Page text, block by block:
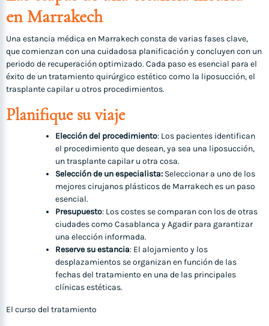
en Marrakech
Una estancia médica en Marrakech consta de varias fases clave,
que comienzan con una cuidadosa planificación y concluyen con un
periodo de recuperación optimizado. Cada paso es esencial para el
éxito de un tratamiento quirúrgico estético como la liposucción, el
trasplante capilar u otros procedimientos.
Planifique su viaje
Elección del procedimiento: Los pacientes identifican
el procedimiento que desean, ya sea una liposucción,
un trasplante capilar u otra cosa.
Selección de un especialista: Seleccionar a uno de los
mejores cirujanos plásticos de Marrakech es un paso
esencial.
Presupuesto: Los costes se comparan con los de otras
ciudades como Casablanca y Agadir para garantizar
una elección informada.
Reserve su estancia: El alojamiento y los
desplazamientos se organizan en función de las
fechas del tratamiento en una de las principales
clínicas estéticas.
El curso del tratamiento